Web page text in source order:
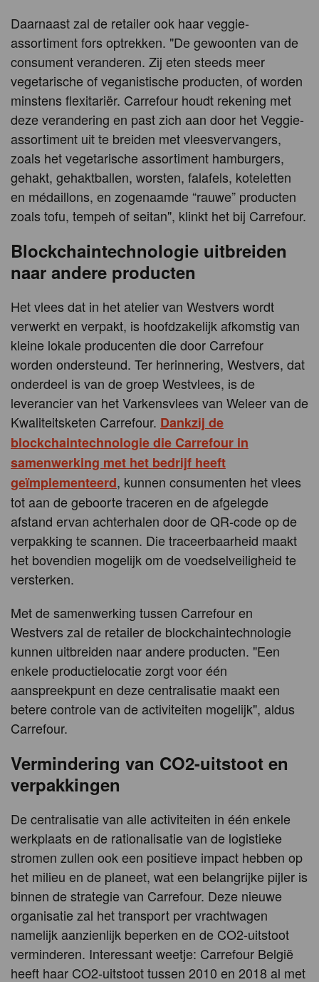
Daarnaast zal de retailer ook haar veggie-
assortiment fors optrekken. "De gewoonten van de
consument veranderen. Zij eten steeds meer
vegetarische of veganistische producten, of worden
minstens flexitariër. Carrefour houdt rekening met
deze verandering en past zich aan door het Veggie-
assortiment uit te breiden met vleesvervangers,
zoals het vegetarische assortiment hamburgers,
gehakt, gehaktballen, worsten, falafels, koteletten
en médaillons, en zogenaamde “rauwe” producten
zoals tofu, tempeh of seitan", klinkt het bij Carrefour.
Blockchaintechnologie uitbreiden
naar andere producten
Het vlees dat in het atelier van Westvers wordt
verwerkt en verpakt, is hoofdzakelijk afkomstig van
kleine lokale producenten die door Carrefour
worden ondersteund. Ter herinnering, Westvers, dat
onderdeel is van de groep Westvlees, is de
leverancier van het Varkensvlees van Weleer van de
Kwaliteitsketen Carrefour. Dankzij de
blockchaintechnologie die Carrefour in
samenwerking met het bedrijf heeft
geïmplementeerd, kunnen consumenten het vlees
tot aan de geboorte traceren en de afgelegde
afstand ervan achterhalen door de QR-code op de
verpakking te scannen. Die traceerbaarheid maakt
het bovendien mogelijk om de voedselveiligheid te
versterken.
Met de samenwerking tussen Carrefour en
Westvers zal de retailer de blockchaintechnologie
kunnen uitbreiden naar andere producten. "Een
enkele productielocatie zorgt voor één
aanspreekpunt en deze centralisatie maakt een
betere controle van de activiteiten mogelijk", aldus
Carrefour.
Vermindering van CO2-uitstoot en
verpakkingen
De centralisatie van alle activiteiten in één enkele
werkplaats en de rationalisatie van de logistieke
stromen zullen ook een positieve impact hebben op
het milieu en de planeet, wat een belangrijke pijler is
binnen de strategie van Carrefour. Deze nieuwe
organisatie zal het transport per vrachtwagen
namelijk aanzienlijk beperken en de CO2-uitstoot
verminderen. Interessant weetje: Carrefour België
heeft haar CO2-uitstoot tussen 2010 en 2018 al met